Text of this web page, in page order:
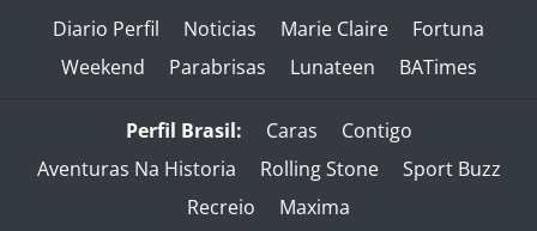
Diario Perfil Noticias Marie Claire
Fortuna
Weekend
Parabrisas Lunateen BATimes
Perfil Brasil: Caras
Contigo
Aventuras Na Historia
Rolling Stone
Sport Buzz
Recreio
Maxima